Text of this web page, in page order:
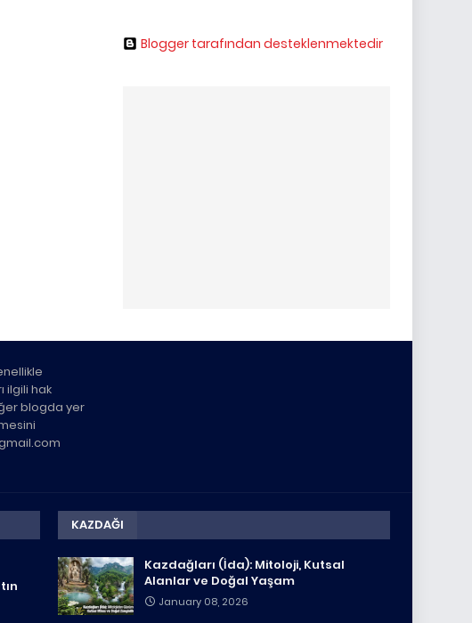
Blogger tarafından desteklenmektedir
ilgili hak
blogda yer
KAZDAĞI
Kazdağları (İda): Mitoloji, Kutsal
Alanlar ve Doğal Yaşam
January 08, 2026